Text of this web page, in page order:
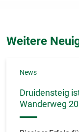
Weitere
News
Druidensteig
Wanderweg